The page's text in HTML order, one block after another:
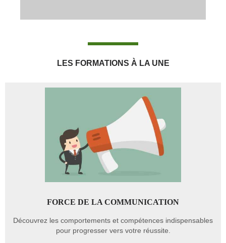
LES FORMATIONS À LA UNE
FORCE DE LA COMMUNICATION
Découvrez les comportements et compétences indispensables
pour progresser vers votre réussite.